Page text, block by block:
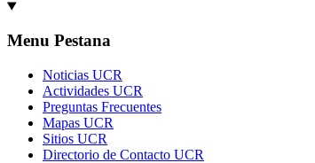
Menu Pestana
Noticias UCR
Actividades UCR
Preguntas Frecuentes
Mapas UCR
Sitios UCR
Directorio de Contacto UCR